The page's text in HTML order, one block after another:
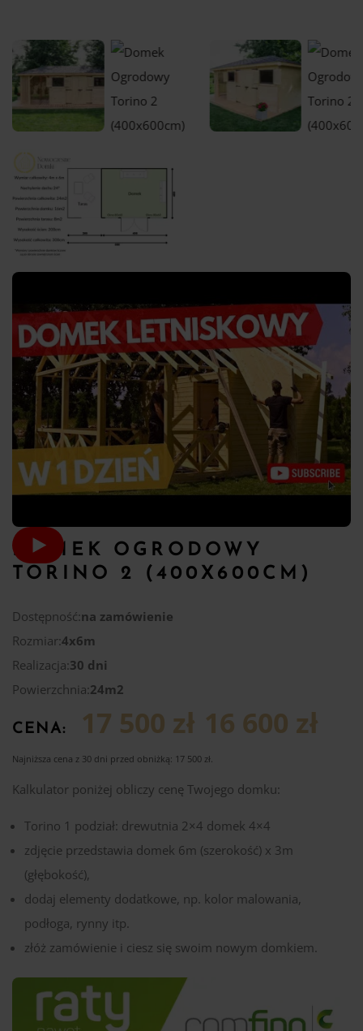
DOMEK OGRODOWY
TORINO 2 (400X600CM)
Dostępność:na zamówienie
Rozmiar:4x6m
Realizacja:30 dni
Powierzchnia:24m2
CENA: 17 500 zł 16 600 zł
Najniższa cena z 30 dni przed obniżką: 17 500 zł
Kalkulator poniżej obliczy cenę Twojego domku:
Torino 1 podział: drewutnia 2×4 domek 4×4
zdjęcie przedstawia domek 6m (szerokość) x 3m
(głębokość),
dodaj elementy dodatkowe, np. kolor malowania,
podłoga, rynny itp.
złóż zamówienie i ciesz się swoim nowym domkiem.